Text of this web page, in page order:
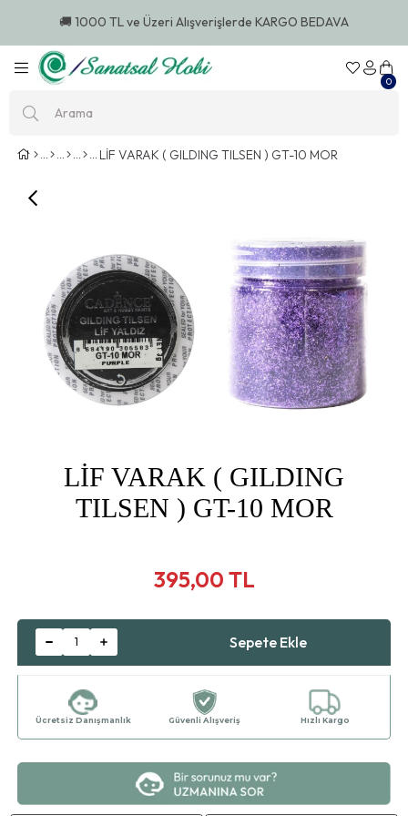
🚚 1000 TL ve Üzeri Alışverişlerde KARGO BEDAVA
0
LİF VARAK ( GILDING TILSEN ) GT-10 MOR
LİF VARAK ( GILDING
TILSEN ) GT-10 MOR
395,00 TL
Ücretsiz Danışmanlık Güvenli Alışveriş Hızlı Kargo